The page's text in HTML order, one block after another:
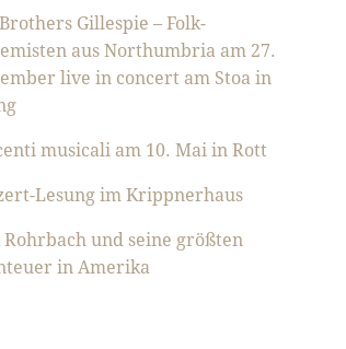
Gillespie – Folk-
aus Northumbria am 27.
live in concert am Stoa in
musicali am 10. Mai in Rott
Lesung im Krippnerhaus
und seine größten
in Amerika